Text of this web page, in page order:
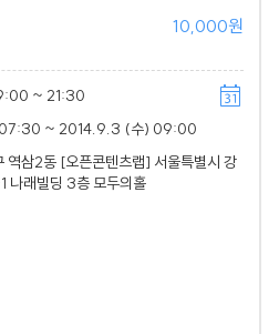
10,000원
~ 21:30
~ 2014.9.3 (수) 09:00
역삼2동 [오픈콘텐츠랩] 서울특별시 강
나래빌딩 3층 모두의홀